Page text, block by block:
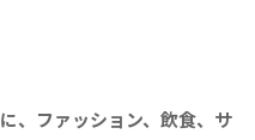
、ファッション、飲食、サ